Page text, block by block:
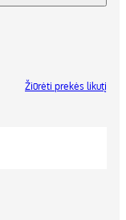
Žiūrėti prekės likutį